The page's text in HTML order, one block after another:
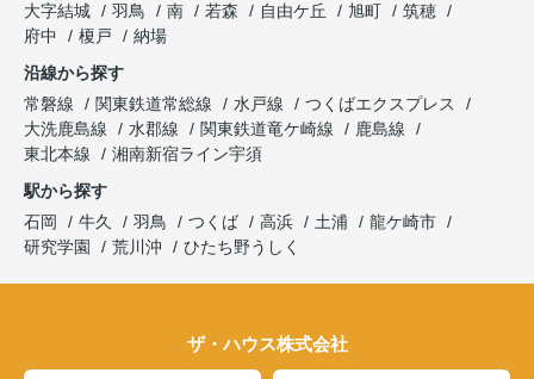
大字結城
羽鳥 南 若森 自由ケ丘 旭町
筑穂
府中
榎戸
納場
沿線から探す
常磐線
関東鉄道常総線 水戸線
つくばエクスプレス
大洗鹿島線
水郡線 関東鉄道竜ケ崎線
鹿島線
東北本線
湘南新宿ライン宇須
駅から探す
石岡
牛久 羽鳥 つくば 高浜 土浦
龍ケ崎市
研究学園
荒川沖 ひたち野うしく
ザ・ハウス株式会社